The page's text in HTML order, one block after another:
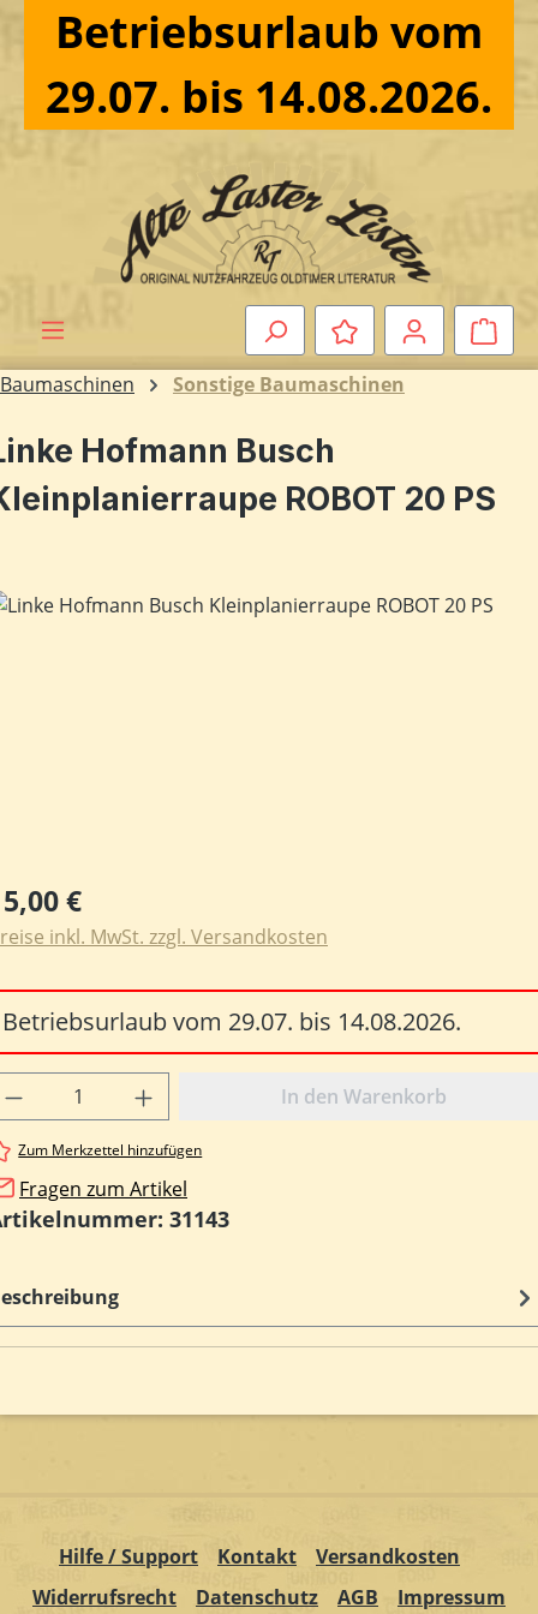
Zum Hauptinhalt springen
Betriebsurlaub vom
29.07. bis 14.08.2026.
Baumaschinen Sonstige Baumaschinen
Hofmann Busch
ROBOT 20 PS
überspringen
Preis:
€
inkl. MwSt. zzgl. Versandkosten
Betriebsurlaub vom 29.07. bis 14.08.2026.
Anzahl: Gib den gewünschten
In den Warenkorb
Zum Merkzettel hinzufügen
Fragen zum Artikel
31143
Hilfe / Support Kontakt
Versandkosten
Widerrufsrecht
Datenschutz AGB Impressum